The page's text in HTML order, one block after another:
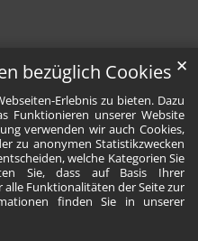
bezüglich Cookies
Erlebnis zu bieten. Dazu
Funktionieren unserer Website
verwenden wir auch Cookies,
zu anonymen Statistikzwecken
welche Kategorien Sie
Sie, dass auf Basis Ihrer
Funktionalitäten der Seite zur
finden Sie in unserer
✕